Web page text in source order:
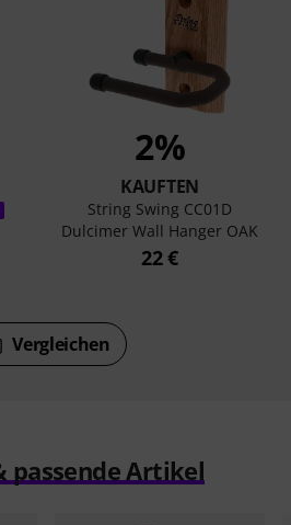
2%
KAUFTEN
String Swing CC01D
Dulcimer Wall Hanger OAK
22 €
Vergleichen
passende Artikel